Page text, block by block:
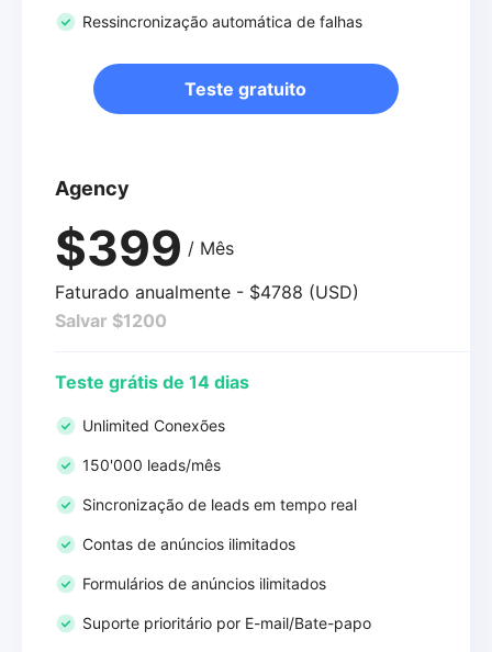
Ressincronização automática de falhas
Teste gratuito
Agency
$399 / Mês
Faturado anualmente - $4788 (USD)
Salvar $1200
Teste grátis de 14 dias
Unlimited Conexões
150'000 leads/mês
Sincronização de leads em tempo real
Contas de anúncios ilimitados
Formulários de anúncios ilimitados
Suporte prioritário por E-mail/Bate-papo